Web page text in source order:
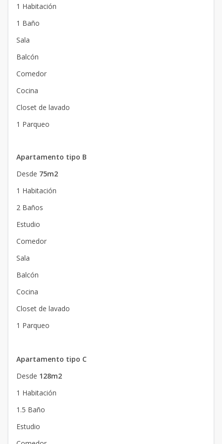
1 Habitación
1 Baño
Sala
Balcón
Comedor
Cocina
Closet de lavado
1 Parqueo
Apartamento tipo B
Desde 75m2
1 Habitación
2 Baños
Estudio
Comedor
Sala
Balcón
Cocina
Closet de lavado
1 Parqueo
Apartamento tipo C
Desde 128m2
1 Habitación
1.5 Baño
Estudio